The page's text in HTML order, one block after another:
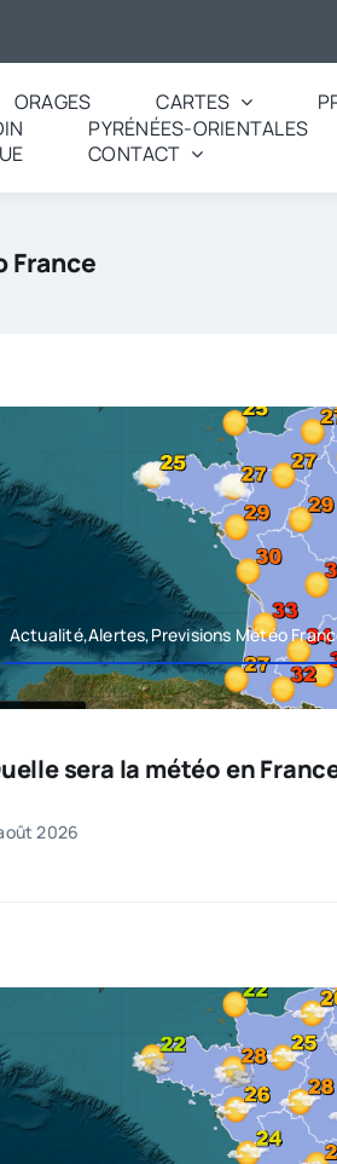
ORAGES CARTES
PYRÉNÉES-ORIENTALES
CONTACT
France
Actualité,Alertes,Previsions Météo
sera la météo en
2026